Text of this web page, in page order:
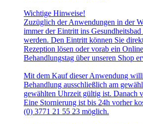
Wichtige Hinweise!
Zuzüglich der Anwendungen in der
immer der Eintritt ins
werden. Den Eintritt können Sie
Rezeption lösen oder vorab ein
Behandlungstag über unseren Shop
Mit dem Kauf dieser Anwendung
Behandlung ausschließlich am
gewählten Uhrzeit gültig ist. Danach
Eine Stornierung ist bis 24h vorher
(0) 3771 21 55 23 möglich.